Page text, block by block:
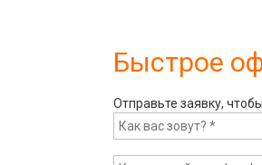
Быстрое
Отправьте заявку,